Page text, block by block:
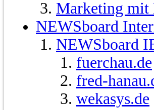
Marketing mit
NEWSboard
NEWSboard
fuerchau.de
fred-
wekasys.de